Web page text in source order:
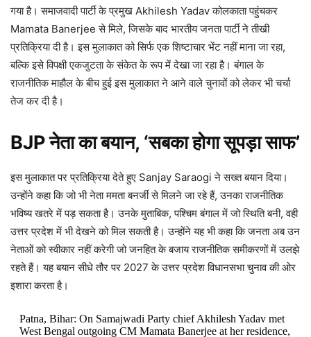
गया है। समाजवादी पार्टी के प्रमुख Akhilesh Yadav कोलकाता पहुंचकर
Mamata Banerjee से मिले, जिसके बाद भारतीय जनता पार्टी ने तीखी
प्रतिक्रिया दी है। इस मुलाकात को सिर्फ एक शिष्टाचार भेंट नहीं माना जा रहा,
बल्कि इसे विपक्षी एकजुटता के संकेत के रूप में देखा जा रहा है। बंगाल के
राजनीतिक माहौल के बीच हुई इस मुलाकात ने आने वाले चुनावों को लेकर भी चर्चा
तेज कर दी है।
BJP नेता का बयान, ‘सबका होगा सूपड़ा साफ’
इस मुलाकात पर प्रतिक्रिया देते हुए Sanjay Saraogi ने सख्त बयान दिया।
उन्होंने कहा कि जो भी नेता ममता बनर्जी से मिलने जा रहे हैं, उनका राजनीतिक
भविष्य खतरे में पड़ सकता है। उनके मुताबिक, पश्चिम बंगाल में जो स्थिति बनी, वही
उत्तर प्रदेश में भी देखने को मिल सकती है। उन्होंने यह भी कहा कि जनता अब उन
नेताओं को स्वीकार नहीं करेगी जो जनहित के बजाय राजनीतिक समीकरणों में उलझे
रहते हैं। यह बयान सीधे तौर पर 2027 के उत्तर प्रदेश विधानसभा चुनाव की ओर
इशारा करता है।
Patna, Bihar: On Samajwadi Party chief Akhilesh Yadav met
West Bengal outgoing CM Mamata Banerjee at her residence,